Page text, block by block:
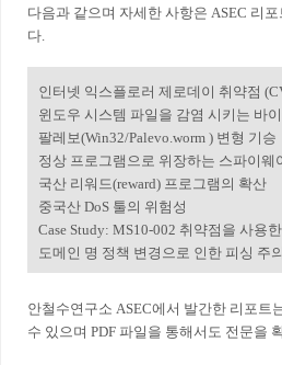
다음과 같으며 자세한 사항은 ASEC 리
다.
인터넷 익스플로러 제로데이 취약점
윈도우 시스템 파일을 감염 시키는 바
팔레보(Win32/Palevo.worm ) 변형 기승
정상 프로그램으로 위장하는 스파이웨
국산 리워드(reward) 프로그램의 확산
중국산 DoS 툴의 위험성
Case Study: MS10-002 취약점을 사용
도메인 명 정책 변경으로 인한 피싱 주
안철수연구소 ASEC에서 발간한 리포트
수 있으며 PDF 파일을 통해서도 전문을